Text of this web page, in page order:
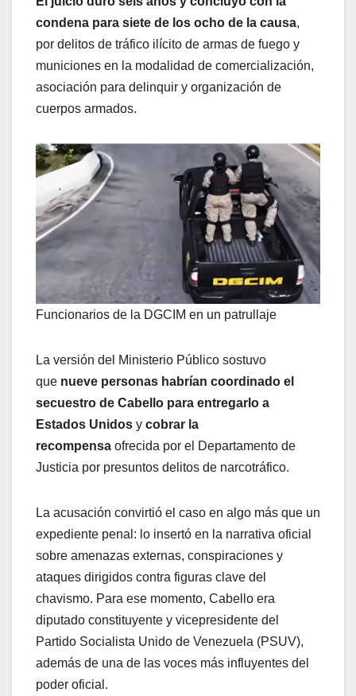
condena para siete de los ocho de la causa,
por delitos de tráfico ilícito de armas de fuego y
municiones en la modalidad de comercialización,
asociación para delinquir y organización de
cuerpos armados.
Funcionarios de la DGCIM en un patrullaje
La versión del Ministerio Público sostuvo
que nueve personas habrían coordinado el
secuestro de Cabello para entregarlo a
Estados Unidos y cobrar la
recompensa ofrecida por el Departamento de
Justicia por presuntos delitos de narcotráfico.
La acusación convirtió el caso en algo más que un
expediente penal: lo insertó en la narrativa oficial
sobre amenazas externas, conspiraciones y
ataques dirigidos contra figuras clave del
chavismo. Para ese momento, Cabello era
diputado constituyente y vicepresidente del
Partido Socialista Unido de Venezuela (PSUV),
además de una de las voces más influyentes del
poder oficial.